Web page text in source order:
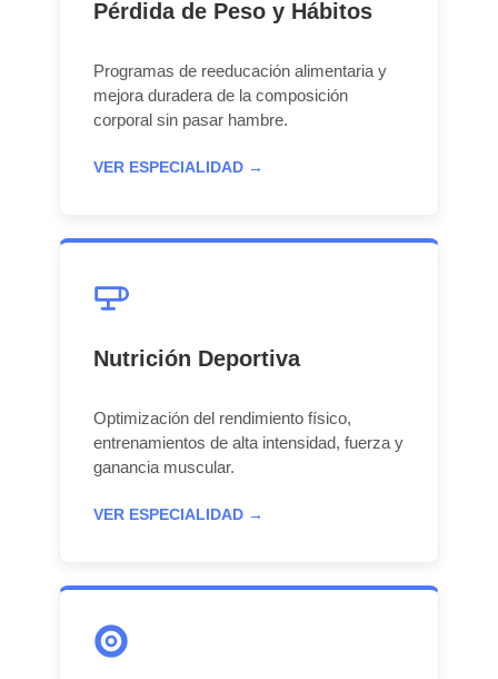
Pérdida de Peso y Hábitos
Programas de reeducación alimentaria y
mejora duradera de la composición
corporal sin pasar hambre.
VER ESPECIALIDAD →
Nutrición Deportiva
Optimización del rendimiento físico,
entrenamientos de alta intensidad, fuerza y
ganancia muscular.
VER ESPECIALIDAD →